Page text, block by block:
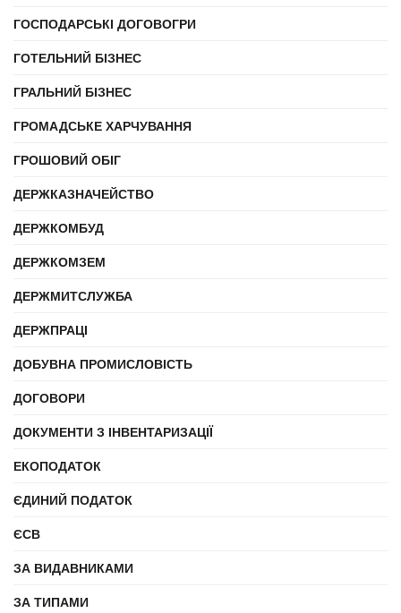
ГОСПОДАРСЬКІ ДОГОВОГРИ
ГОТЕЛЬНИЙ БІЗНЕС
ГРАЛЬНИЙ БІЗНЕС
ГРОМАДСЬКЕ ХАРЧУВАННЯ
ГРОШОВИЙ ОБІГ
ДЕРЖКАЗНАЧЕЙСТВО
ДЕРЖКОМБУД
ДЕРЖКОМЗЕМ
ДЕРЖМИТСЛУЖБА
ДЕРЖПРАЦІ
ДОБУВНА ПРОМИСЛОВІСТЬ
ДОГОВОРИ
ДОКУМЕНТИ З ІНВЕНТАРИЗАЦІЇ
ЕКОПОДАТОК
ЄДИНИЙ ПОДАТОК
ЄСВ
ЗА ВИДАВНИКАМИ
ЗА ТИПАМИ